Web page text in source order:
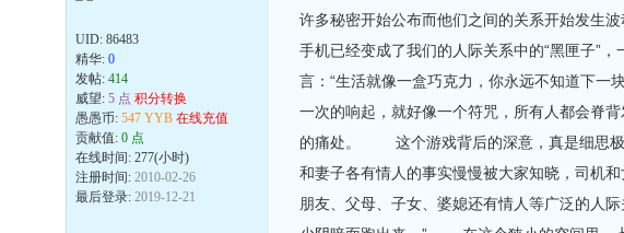
UID: 86483
精华: 0
发帖: 414
威望: 5 点 积分转换
愚愚币: 547 YYB 在线充值
贡献值: 0 点
在线时间: 277(小时)
注册时间: 2010-02-26
最后登录: 2019-12-21
许多秘密开始公布而他们之间的关系开始发生
手机已经变成了我们的人际关系中的“黑匣子”
言：“生活就像一盒巧克力，你永远不知道下
一次的响起，就好像一个符咒，所有人都会脊
的痛处。 这个游戏背后的深意，真是细思极
和妻子各有情人的事实慢慢被大家知晓，司机
朋友、父母、子女、婆媳还有情人等广泛的人